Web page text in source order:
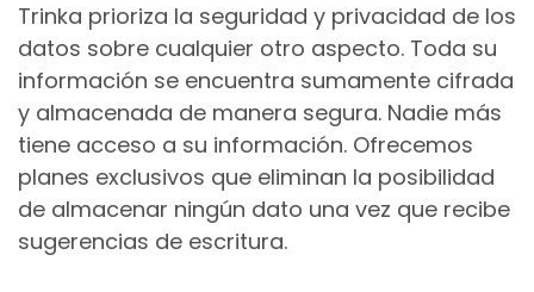
Trinka prioriza la seguridad y privacidad de los
datos sobre cualquier otro aspecto. Toda su
información se encuentra sumamente cifrada
y almacenada de manera segura. Nadie más
tiene acceso a su información. Ofrecemos
planes exclusivos que eliminan la posibilidad
de almacenar ningún dato una vez que recibe
sugerencias de escritura.